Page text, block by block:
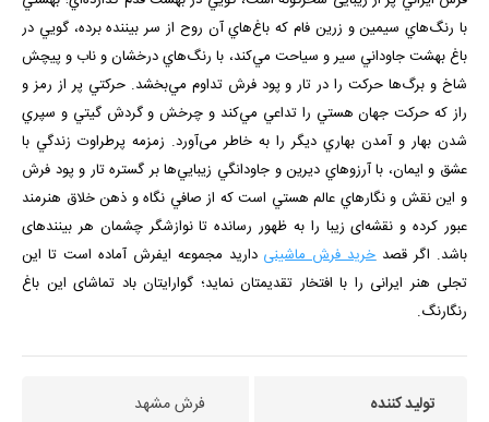
با رنگ‌هاي سيمين و زرين فام كه باغ‌هاي آن روح از سر بيننده برده، ‌گويي در
باغ بهشت جاوداني سير و سياحت مي‌كند، با رنگ‌هاي درخشان و ناب و پیچش
شاخ و برگ‌ها حركت را در تار و پود فرش تداوم مي‌بخشد. حركتي پر از رمز و
راز كه حركت جهان هستي را تداعي مي‌كند و چرخش و گردش گيتي و سپري
شدن بهار و آمدن بهاري ديگر را به خاطر می‌آورد. زمزمه پرطراوت زندگي با
عشق و ايمان، با آرزوهاي ديرين و جاودانگي زيبايي‌ها بر گستره تار و پود فرش
و اين نقش و نگارهاي عالم هستي است كه از صافي نگاه و ذهن خلاق هنرمند
عبور كرده و نقشه‌ای زیبا را به ظهور رسانده تا نوازشگر چشمان هر بیننده­ای
باشد. اگر قصدخرید فرش ماشینی دارید مجموعه ایفرش آماده است تا این
تجلی هنر ایرانی را با افتخار تقدیمتان نماید؛ گوارایتان باد تماشای این باغ
رنگارنگ.
تولید کننده فرش مشهد